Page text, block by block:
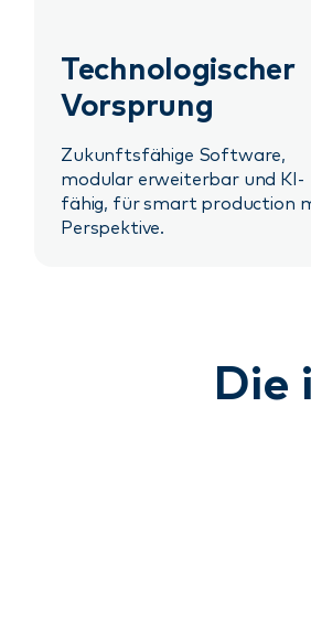
Technologischer
Vorsprung
Zukunftsfähige Software,
modular erweiterbar und KI-
fähig, für smart production
Perspektive.
Die